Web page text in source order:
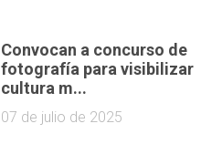
Convocan a concurso de
fotografía para visibilizar
cultura m...
07 de julio de 2025